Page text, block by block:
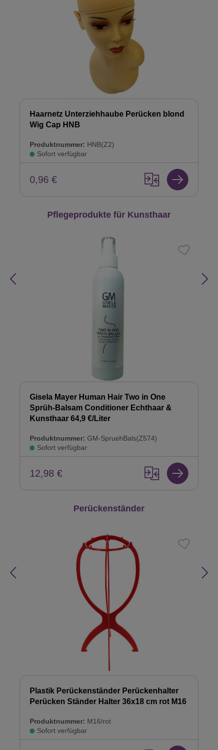
Haarnetz Unterziehhaube Perücken blond
Wig Cap HNB
Produktnummer: HNB(Z2)
Sofort verfügbar
0,96 €
Produktgalerie überspringen
Pflegeprodukte für Kunsthaar
Gisela Mayer Human Hair Two in One
Sprüh-Balsam Conditioner Echthaar &
Kunsthaar 64,9 €/Liter
Produktnummer: GM-SpruehBals(Z574)
Sofort verfügbar
12,98 €
Produktgalerie überspringen
Perückenständer
Plastik Perückenständer Perückenhalter
Perücken Ständer Halter 36x18 cm rot M16
Produktnummer: M16/rot
Sofort verfügbar